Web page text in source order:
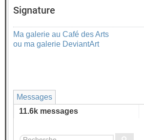
Signature
Ma galerie au Café des Arts
ou ma galerie DeviantArt
Messages
11.6k messages